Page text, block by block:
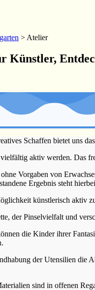
> Atelier
Künstler,
Schaffen bietet uns
aktiv werden. Das
Vorgaben von
Ergebnis steht
künstlerisch aktiv
der Pinselvielfalt und
die Kinder ihrer
der Utensilien die
sind in offenen